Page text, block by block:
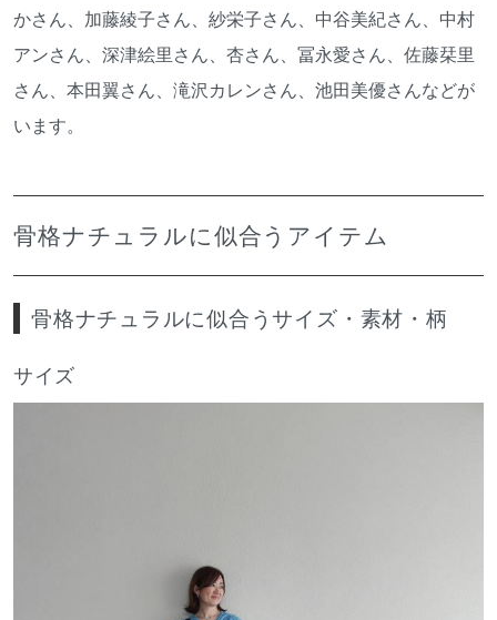
かさん、加藤綾子さん、紗栄子さん、中谷美紀さん、中村
アンさん、深津絵里さん、杏さん、冨永愛さん、佐藤栞里
さん、本田翼さん、滝沢カレンさん、池田美優さんなどが
います。
骨格ナチュラルに似合うアイテム
骨格ナチュラルに似合うサイズ・素材・柄
サイズ